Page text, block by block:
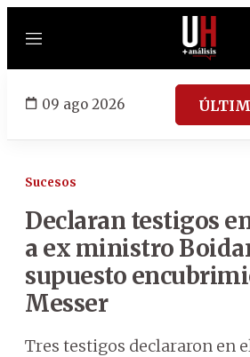
Menú
09 ago 2026
Sucesos
Declaran testigos
a ex ministro
supuesto
Messer
Tres testigos declararon en